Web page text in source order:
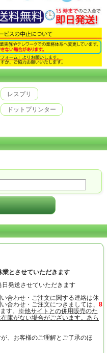
レスプリ
ドットプリンター
業とさせていただきます
日発送させていただきます
合わせ・ご注文に関する連絡は休
合わせ・ご注文につきましては、 8
す。 ※他サイトとの併用販売のた
庫がない場合がございます。あら
、お客様のご理解とご了承のほ